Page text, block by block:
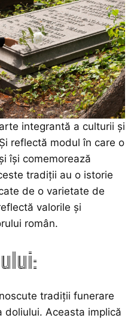
integrantă a culturii și
reflectă modul în care o
își comemorează
tradiții au o istorie
de o varietate de
valorile și
român.
tradiții funerare
doliului. Aceasta implică